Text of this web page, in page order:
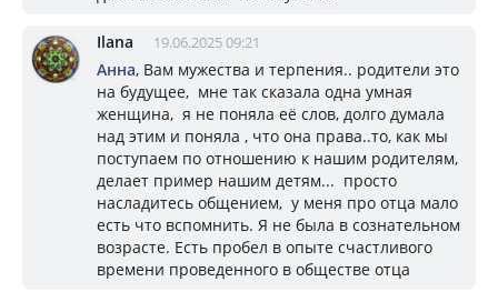
Ilana 19.06.2025 09:21
Анна, Вам мужества и терпения.. родители это
на будущее, мне так сказала одна умная
женщина, я не поняла её слов, долго думала
над этим и поняла , что она права..то, как мы
поступаем по отношению к нашим родителям,
делает пример нашим детям... просто
насладитесь общением, у меня про отца мало
есть что вспомнить. Я не была в сознательном
возрасте. Есть пробел в опыте счастливого
времени проведенного в обществе отца